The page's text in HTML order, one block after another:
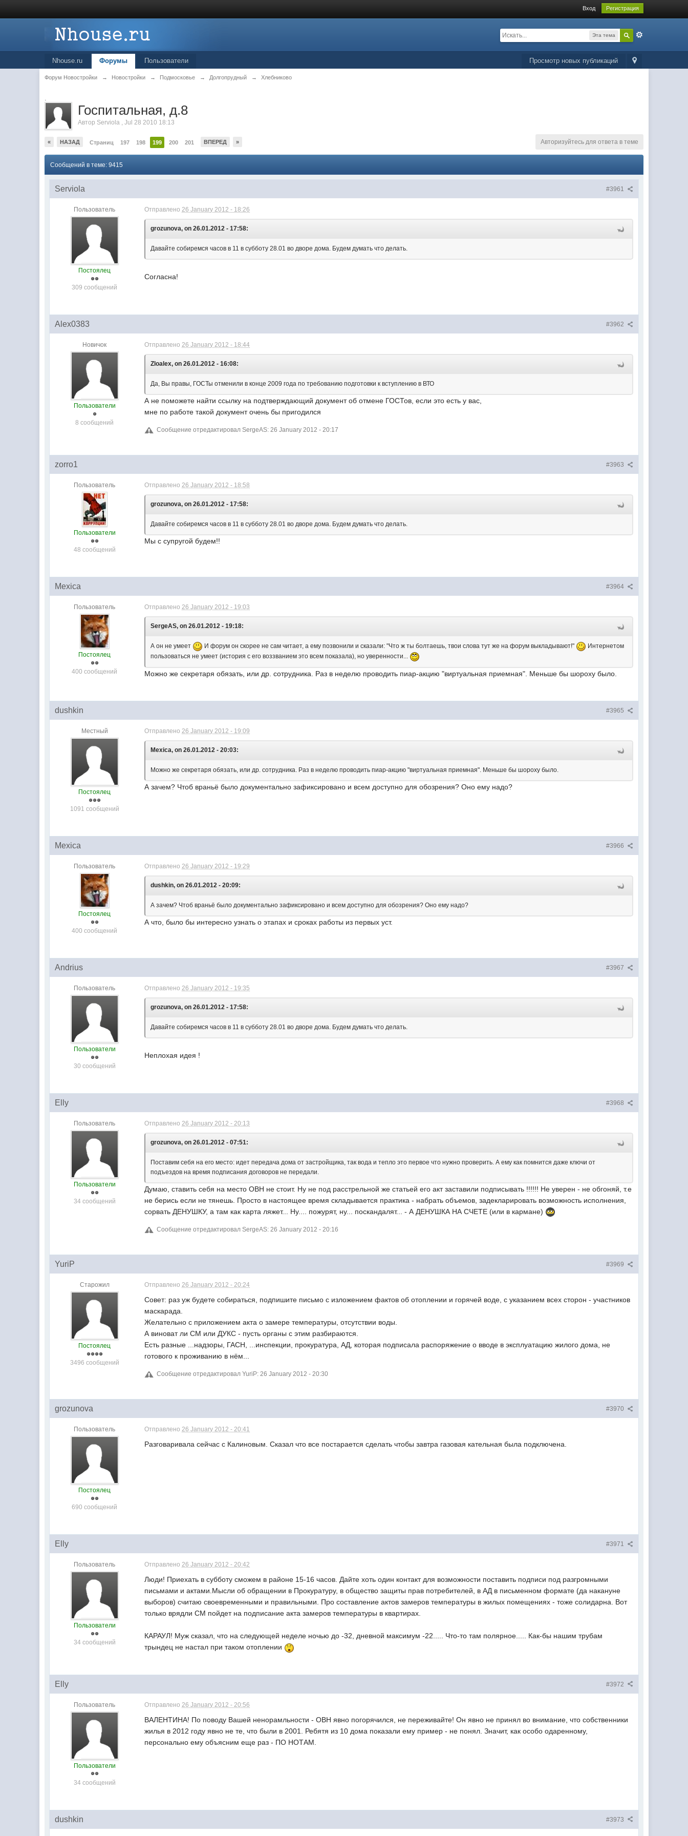
Вход Регистрация
Эта тема
Просмотр новых публикаций
Nhouse.ru Форумы Пользователи
Форум Новостройки → Новостройки → Подмосковье → Долгопрудный → Хлебниково
.
Госпитальная, д.8
Автор Serviola ,Jul 28 2010 18:13
« НАЗАД Страниц 197 198 199 200 201 ВПЕРЕД » Авторизуйтесь для ответа в теме
Сообщений в теме: 9415
#3961
Serviola
Пользователь
Постоялец
309 сообщений
Отправлено26 January 2012 - 18:26
grozunova, on 26.01.2012 - 17:58:
Давайте собиремся часов в 11 в субботу 28.01 во дворе дома. Будем думать что делать.
Согласна!
#3962
Alex0383
Новичок
Пользователи
8 сообщений
Отправлено26 January 2012 - 18:44
Zloalex, on 26.01.2012 - 16:08:
Да, Вы правы, ГОСТы отменили в конце 2009 года по требованию подготовки к вступлению в ВТО
А не поможете найти ссылку на подтверждающий документ об отмене ГОСТов, если это есть у вас,
мне по работе такой документ очень бы пригодился
Сообщение отредактировал SergeAS: 26 January 2012 - 20:17
#3963
zorro1
Пользователь
Пользователи
48 сообщений
Отправлено26 January 2012 - 18:58
grozunova, on 26.01.2012 - 17:58:
Давайте собиремся часов в 11 в субботу 28.01 во дворе дома. Будем думать что делать.
Мы с супругой будем!!
#3964
Mexica
Пользователь
Постоялец
400 сообщений
Отправлено26 January 2012 - 19:03
SergeAS, on 26.01.2012 - 19:18:
А он не умеет И форум он скорее не сам читает, а ему позвонили и сказали: "Что ж ты болтаешь, твои слова тут же на форум выкладывают!"
Интернетом
пользоваться не умеет (история с его воззванием это всем показала), но уверенности...
Можно же секретаря обязать, или др. сотрудника. Раз в неделю проводить пиар-акцию "виртуальная приемная". Меньше бы шороху было.
#3965
dushkin
Местный
Постоялец
1091 сообщений
Отправлено26 January 2012 - 19:09
Mexica, on 26.01.2012 - 20:03:
Можно же секретаря обязать, или др. сотрудника. Раз в неделю проводить пиар-акцию "виртуальная приемная". Меньше бы шороху было.
А зачем? Чтоб враньё было документально зафиксировано и всем доступно для обозрения? Оно ему надо?
#3966
Mexica
Пользователь
Постоялец
400 сообщений
Отправлено26 January 2012 - 19:29
dushkin, on 26.01.2012 - 20:09:
А зачем? Чтоб враньё было документально зафиксировано и всем доступно для обозрения? Оно ему надо?
А что, было бы интересно узнать о этапах и сроках работы из первых уст.
#3967
Andrius
Пользователь
Пользователи
30 сообщений
Отправлено26 January 2012 - 19:35
grozunova, on 26.01.2012 - 17:58:
Давайте собиремся часов в 11 в субботу 28.01 во дворе дома. Будем думать что делать.
Неплохая идея !
#3968
Elly
Пользователь
Пользователи
34 сообщений
Отправлено26 January 2012 - 20:13
grozunova, on 26.01.2012 - 07:51:
Поставим себя на его место: идет передача дома от застройщика, так вода и тепло это первое что нужно проверить. А ему как помнится даже ключи от
подъездов на время подписания договоров не передали.
Думаю, ставить себя на место ОВН не стоит. Ну не под расстрельной же статьей его акт заставили подписывать !!!!!! Не уверен - не обгоняй, т.е
не берись если не тянешь. Просто в настоящее время складывается практика - набрать объемов, задекларировать возможность исполнения,
сорвать ДЕНУШКУ, а там как карта ляжет... Ну.... пожурят, ну... поскандалят... - А ДЕНУШКА НА СЧЕТЕ (или в кармане)
Сообщение отредактировал SergeAS: 26 January 2012 - 20:16
#3969
YuriP
Старожил
Постоялец
3496 сообщений
Отправлено26 January 2012 - 20:24
Совет: раз уж будете собираться, подпишите письмо с изложением фактов об отоплении и горячей воде, с указанием всех сторон - участников
маскарада.
Желательно с приложением акта о замере температуры, отсутствии воды.
А виноват ли СМ или ДУКС - пусть органы с этим разбираются.
Есть разные ...надзоры, ГАСН, ...инспекции, прокуратура, АД, которая подписала распоряжение о вводе в эксплуатацию жилого дома, не
готового к проживанию в нём...
Сообщение отредактировал YuriP: 26 January 2012 - 20:30
#3970
grozunova
Пользователь
Постоялец
690 сообщений
Отправлено26 January 2012 - 20:41
Разговаривала сейчас с Калиновым. Сказал что все постарается сделать чтобы завтра газовая кательная была подключена.
#3971
Elly
Пользователь
Пользователи
34 сообщений
Отправлено26 January 2012 - 20:42
Люди! Приехать в субботу сможем в районе 15-16 часов. Дайте хоть один контакт для возможности поставить подписи под разгромными
письмами и актами.Мысли об обращении в Прокуратуру, в общество защиты прав потребителей, в АД в письменном формате (да накануне
выборов) считаю своевременными и правильными. Про составление актов замеров температуры в жилых помещениях - тоже солидарна. Вот
только врядли СМ пойдет на подписание акта замеров температуры в квартирах.
КАРАУЛ! Муж сказал, что на следующей неделе ночью до -32, дневной максимум -22..... Что-то там полярное..... Как-бы нашим трубам
трындец не настал при таком отоплении
#3972
Elly
Пользователь
Пользователи
34 сообщений
Отправлено 26 January 2012 - 20:56
ВАЛЕНТИНА! По поводу Вашей ненорамльности - ОВН явно погорячился, не переживайте! Он явно не принял во внимание, что собственники
жилья в 2012 году явно не те, что были в 2001. Ребятя из 10 дома показали ему пример - не понял. Значит, как особо одаренному,
персонально ему объясним еще раз - ПО НОТАМ.
#3973
dushkin